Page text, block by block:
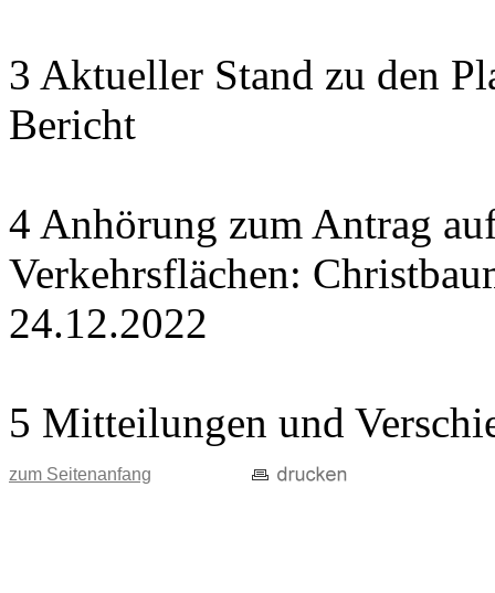
3 Aktueller Stand zu den
Bericht
4 Anhörung zum Antrag
Verkehrsflächen:
24.12.2022
5 Mitteilungen und
zum Seitenanfang